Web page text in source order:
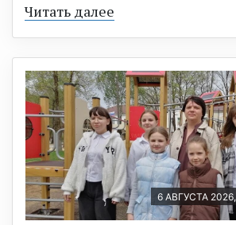
Читать далее
6 АВГУСТА